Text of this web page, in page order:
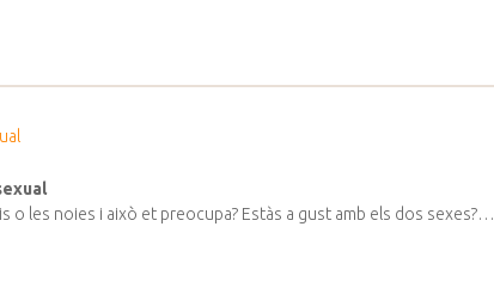
o les noies i això et preocupa? Estàs a gust amb els dos sexes?…